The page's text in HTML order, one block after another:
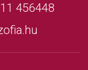
456448